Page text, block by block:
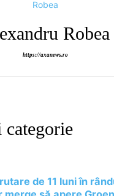
Robea
https://axanews.ro
categorie
de 11 luni în